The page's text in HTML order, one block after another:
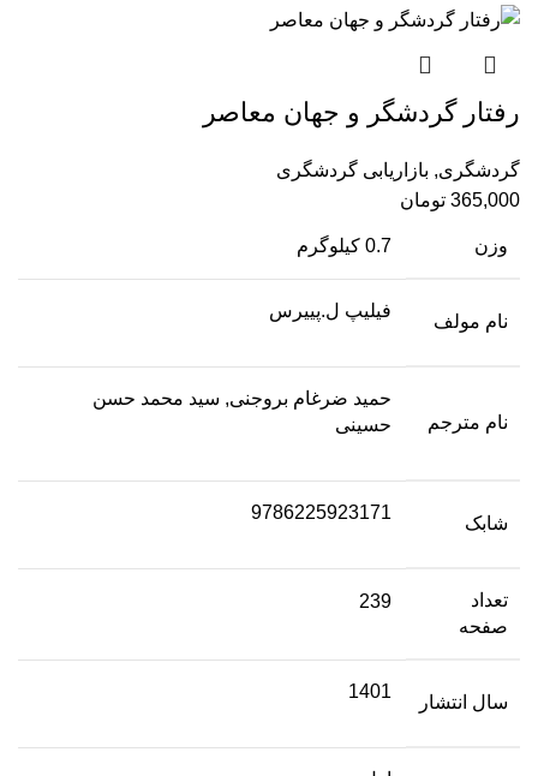
رفتار گردشگر و جهان معاصر
گردشگری, بازاریابی گردشگری
365,000 تومان
وزن 0.7 کیلوگرم
نام مولف
فیلیپ ل.پییرس
نام مترجم
حمید ضرغام بروجنی, سید محمد حسن
حسینی
شابک
9786225923171
تعداد
صفحه
239
سال انتشار
1401